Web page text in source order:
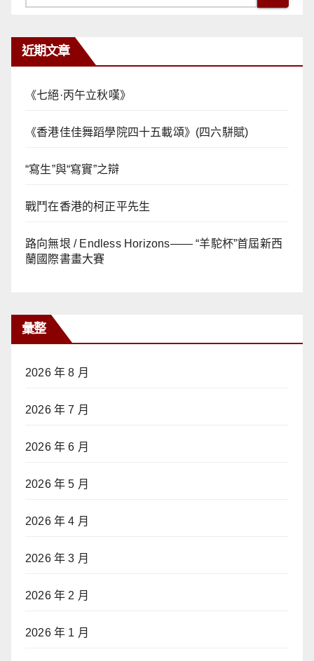
近期文章
《七絕·丙午立秋嘆》
《香港佳佳舞蹈學院四十五載頌》(四六駢賦)
“寫生”與“寫實”之辯
戰鬥在香港的柯正平先生
路向無垠 / Endless Horizons—— “羊駝杯”首屆新西
蘭國際書畫大賽
彙整
2026 年 8 月
2026 年 7 月
2026 年 6 月
2026 年 5 月
2026 年 4 月
2026 年 3 月
2026 年 2 月
2026 年 1 月